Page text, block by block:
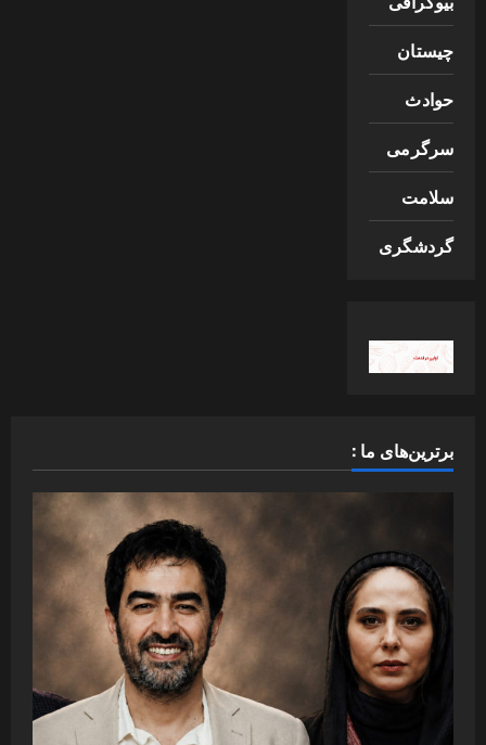
چیستان
حوادث
سرگرمی
سلامت
گردشگری
برترین‌های ما :